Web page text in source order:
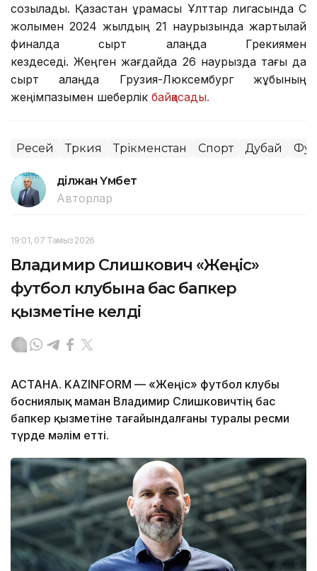
созылады. Қазақстан құрамасы Ұлттар лигасында С
жолымен 2024 жылдың 21 наурызында жартылай
финалда сырт алаңда Грекиямен
кездеседі. Жеңген жағдайда 26 наурызда тағы да
сырт алаңда Грузия-Люксембург жұбының
жеңімпазымен шеберлік байқасады.
Ресей Түркия Түрікменстан Спорт Дубай
Әділжан Үмбет
Авторлар
19:01, 07 Тамыз 2026
Владимир Слишкович «Жеңіс»
футбол клубына бас бапкер
қызметіне келді
АСТАНА. KAZINFORM — «Жеңіс» футбол клубы
босниялық маман Владимир Слишковичтің бас
бапкер қызметіне тағайындалғаны туралы ресми
түрде мәлім етті.